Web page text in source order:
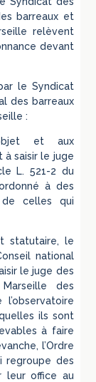
barreaux et
relèvent
devant
le Syndicat
des barreaux
:
et aux
à saisir le juge
L. 521-2 du
à des
de celles qui
statutaire, le
national
le juge des
des
ils sont
à faire
l’Ordre
regroupe des
leur office au